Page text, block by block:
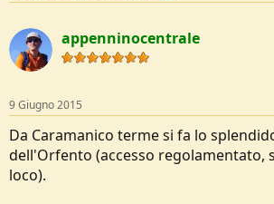
appenninocentrale
9 Giugno 2015
Da Caramanico terme si fa lo
dell'Orfento (accesso regolamentato,
loco).